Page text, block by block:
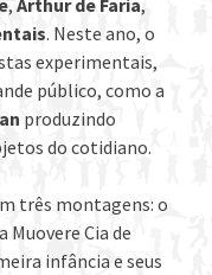
, Arthur de Faria,
. Neste ano, o
experimentais,
público, como a
produzindo
do cotidiano.
três montagens: o
Muovere Cia de
infância e seus